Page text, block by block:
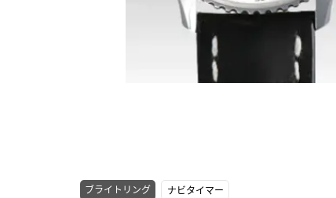
ブライトリング ナビタイマー